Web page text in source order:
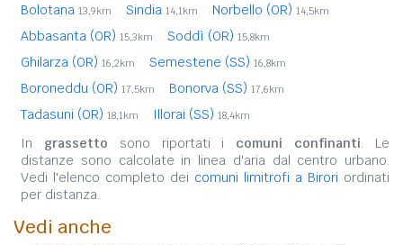
Bolotana 13,9km Sindia 14,1km Norbello (OR) 14,5km
Abbasanta (OR) 15,3km Soddì (OR) 15,8km
Ghilarza (OR) 16,2km Semestene (SS) 16,8km
Boroneddu (OR) 17,5km Bonorva (SS) 17,6km
Tadasuni (OR) 18,1km Illorai (SS) 18,4km
In grassetto sono riportati i comuni confinanti. Le
distanze sono calcolate in linea d'aria dal centro urbano.
Vedi l'elenco completo dei comuni limitrofi a Birori ordinati
per distanza.
Vedi anche